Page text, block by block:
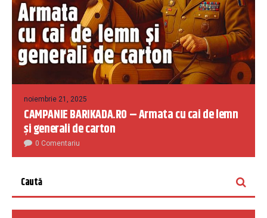
noiembrie 21, 2025
CAMPANIE BARIKADA.RO – Armata cu cai de lemn
și generali de carton
0 Comentariu